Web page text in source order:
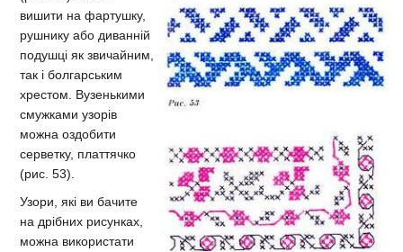
вишити на фартушку,
рушнику або диванній
подушці як звичайним,
так і болгарським
хрестом. Вузенькими
смужками узорів
можна оздобити
серветку, платтячко
(рис. 53).
Узори, які ви бачите
на дрібних рисунках,
можна використати